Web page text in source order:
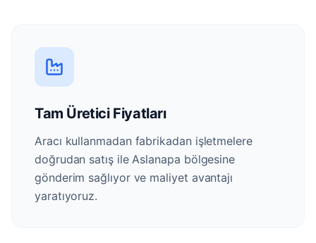
Tam Üretici Fiyatları
Aracı kullanmadan fabrikadan işletmelere
doğrudan satış ile Aslanapa bölgesine
gönderim sağlıyor ve maliyet avantajı
yaratıyoruz.